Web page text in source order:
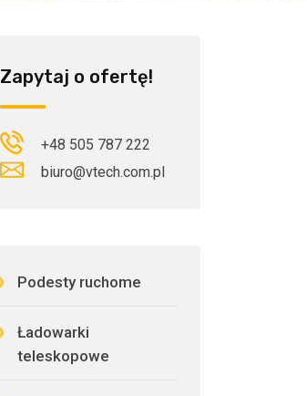
Zapytaj o ofertę!
+48 505 787 222
biuro@vtech.com.pl
Podesty ruchome
Ładowarki
teleskopowe